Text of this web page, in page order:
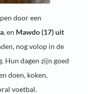
door een
, en Mawdo (17) uit
nog volop in de
Hun dagen zijn goed
doen, koken,
voetbal.